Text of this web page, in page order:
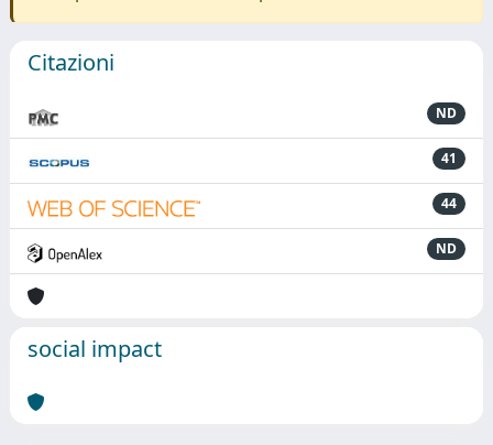
Citazioni
ND
41
44
ND
social impact